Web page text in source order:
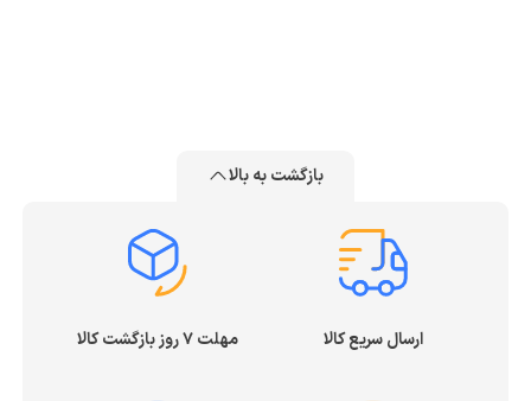
بازگشت به بالا
ارسال سریع کالا مهلت ۷ روز بازگشت کالا